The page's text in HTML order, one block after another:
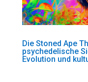
Die Stoned Ape
psychedelische
Evolution und